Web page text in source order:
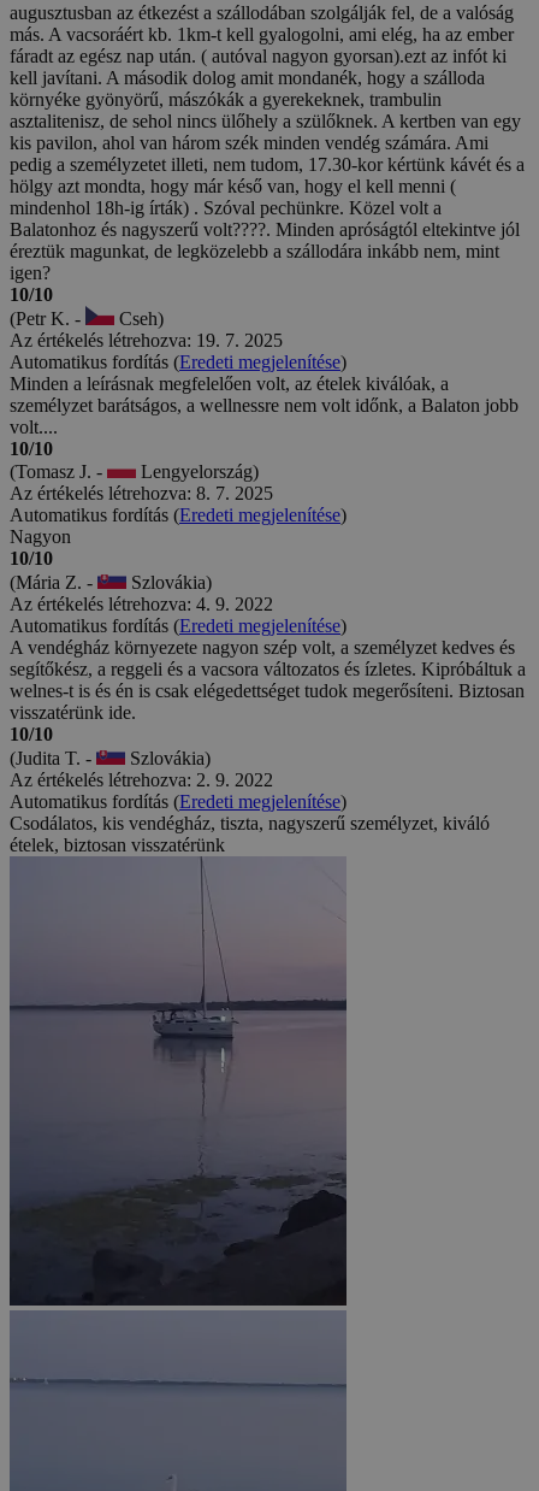
augusztusban az étkezést a szállodában szolgálják fel, de a valóság
más. A vacsoráért kb. 1km-t kell gyalogolni, ami elég, ha az ember
fáradt az egész nap után. ( autóval nagyon gyorsan).ezt az infót ki
kell javítani. A második dolog amit mondanék, hogy a szálloda
környéke gyönyörű, mászókák a gyerekeknek, trambulin
asztalitenisz, de sehol nincs ülőhely a szülőknek. A kertben van egy
kis pavilon, ahol van három szék minden vendég számára. Ami
pedig a személyzetet illeti, nem tudom, 17.30-kor kértünk kávét és a
hölgy azt mondta, hogy már késő van, hogy el kell menni (
mindenhol 18h-ig írták) . Szóval pechünkre. Közel volt a
Balatonhoz és nagyszerű volt????. Minden apróságtól eltekintve jól
éreztük magunkat, de legközelebb a szállodára inkább nem, mint
igen?
10/10
(Petr K. -
Cseh)
Az értékelés létrehozva: 19. 7. 2025
Automatikus fordítás (Eredeti megjelenítése)
Minden a leírásnak megfelelően volt, az ételek kiválóak, a
személyzet barátságos, a wellnessre nem volt időnk, a Balaton jobb
volt....
10/10
(Tomasz J. -
Lengyelország)
Az értékelés létrehozva: 8. 7. 2025
Automatikus fordítás (Eredeti megjelenítése)
Nagyon
10/10
(Mária Z. -
Szlovákia)
Az értékelés létrehozva: 4. 9. 2022
Automatikus fordítás (Eredeti megjelenítése)
A vendégház környezete nagyon szép volt, a személyzet kedves és
segítőkész, a reggeli és a vacsora változatos és ízletes. Kipróbáltuk a
welnes-t is és én is csak elégedettséget tudok megerősíteni. Biztosan
visszatérünk ide.
10/10
(Judita T. -
Szlovákia)
Az értékelés létrehozva: 2. 9. 2022
Automatikus fordítás (Eredeti megjelenítése)
Csodálatos, kis vendégház, tiszta, nagyszerű személyzet, kiváló
ételek, biztosan visszatérünk